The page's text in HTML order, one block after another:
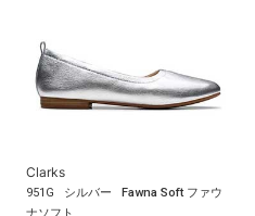
Clarks
951G シルバー
Fawna Soft ファウ